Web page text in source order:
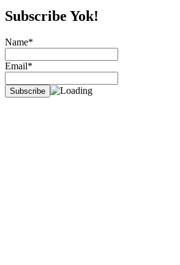
Subscribe Yok!
Name*
Email*